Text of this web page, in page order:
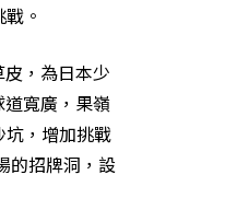
。
，為日本少
道寬廣，果嶺
，增加挑戰
的招牌洞，設